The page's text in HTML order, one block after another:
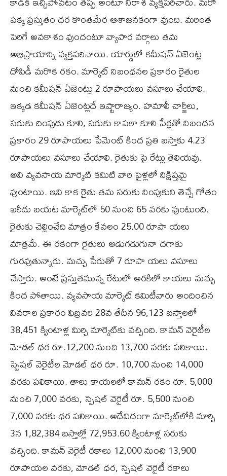
పక్క ప్రస్తుతం ధర కొంతమేర ఆశాజనకంగా వుంది. మరింత
పెరిగే అవకాశం వుందంటూ వ్యాపార వర్గాలు తమ
అభిప్రాయాన్ని వ్యక్తపరిచాయి. యార్డులో కమీషన్‌ ఏజెంట్ల
దోపిడీ మరొక రకం. మార్కెట్‌ నిబంధనల ప్రకారం రైతుల
నుంచి కమీషన్‌ ఏజెంట్లు 2 రూపాయలు వసూలు చేయాలి.
ఇక్కడ కమీషన్‌ ఏజెంట్లదే ఇష్టారాజ్యం. హమాలీ చార్జీలు,
సరుకు దింపుడు కూలి, సరుకు కాపలా కూలి పేర్లతో నిబంధన
ప్రకారం 29 రూపాయలు పేమెంట్‌ కింద ప్రతి బస్తాకు 4.23
రూపాయలు వసూలు చేయాలి. రైతుకు పై రేట్లు తెలియవు.
అవి వ్యవసాయ మార్కెట్‌ కమిటి వారి ఫైళ్లలో నిక్షిప్తమై
వుంటాయి. ఇవి కాక రైతు తమ సరుకు నింపుకుని తెచ్చే గోతం
ఖరీదు బయట మార్కెట్‌లో 50 నుంచి 65 వరకు వుంటుంది.
రైతుకు చెల్లించేది మాత్రం కేవలం 25.00 రూపా యలు
మాత్రమే. ఈ రకంగా రైతులు అడుగడుగునా దగాకు
గురవుతున్నారు. మచ్చు పేరుతో 7 రూపా యలు వసూలు
చేస్తారు. అంటే ప్రస్తుతమున్న రేటులో అరకిలో కాయలు మచ్చు
కింద పోతాయి. వ్యవసాయ మార్కెట్‌ కమిటీవారు అందించిన
వివరాల ప్రకారం ఫిబ్రవరి 28వ తేదీన 96,123 బస్తాలలో
38,451 క్వింటాళ్ల మిర్చి మార్కెట్‌కు వచ్చింది. కామన్‌ వెరైటీల
మోడల్‌ ధర రూ.12,200 నుంచి 13,700 వరకు పలికాయి.
స్పెషల్‌ వెరైటీల మోడల్‌ ధర రూ. 10,700 నుంచి 14,000
వరకు పలికాయి. తాలు కాయలలో కామన్‌ రకం రూ. 5,000
నుంచి 7,000 వరకు, స్పెషల్‌ వెరైటీ రూ. 5,500 నుంచి
7,000 వరకు ధర పలికాయి. అదేవిధంగా మార్కెట్‌లోకి మార్చి
3న 1,82,384 బస్తాల్లో 72,953.60 క్వింటాళ్ల సరుకు
వచ్చింది. కామన్‌ వెరైటీ రకాలు 12,000 నుంచి 13,900
రూపాయల వరకు, మోడల్‌ ధర, స్పెషల్‌ వెరైటీ రకాలు